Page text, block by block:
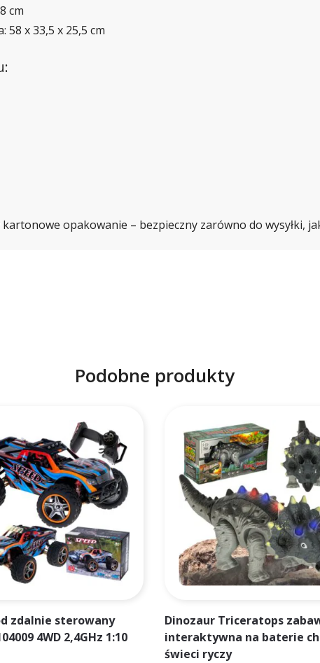
cm
58 x 33,5 x 25,5 cm
opakowanie – bezpieczny zarówno do wysyłki,
Podobne produkty
zdalnie sterowany
4WD 2,4GHz 1:10
Dinozaur Triceratops
interaktywna na baterie
świeci ryczy